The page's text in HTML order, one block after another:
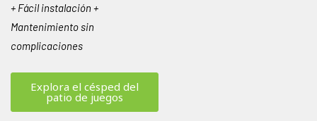
+ Fácil instalación +
Mantenimiento sin
complicaciones
Explora el césped del
patio de juegos